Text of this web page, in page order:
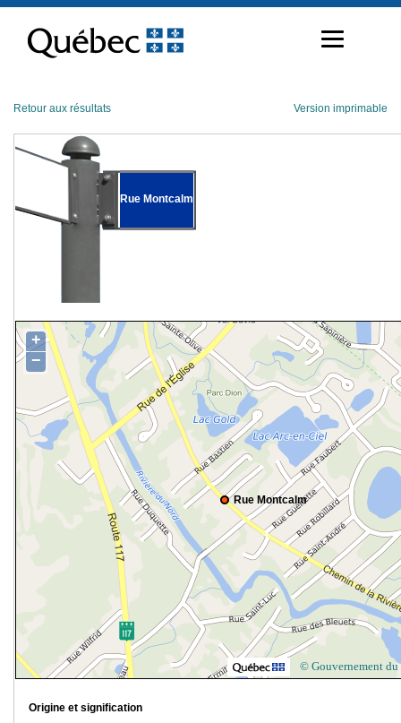
contenu
Retour aux résultats Version imprimable
Rue Montcalm
Rue Montcalm
+
−
© Gouvernement du
Origine et signification